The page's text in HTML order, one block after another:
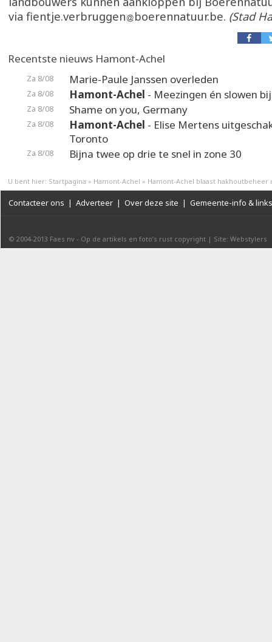
via fientje.verbruggen
boerennatuur.be. (Stad
Recentste nieuws Hamont-Achel
Za 8/08 Marie-Paule Janssen overleden
Za 8/08 Hamont-Achel - Meezingen én slowen
Za 8/08 Shame on you, Germany
Za 8/08 Hamont-Achel - Elise Mertens
Toronto
Za 8/08 Bijna twee op drie te snel in zone 30
U bent hier: Startpagina » Hamont-Achel » Hamont-Achel blaast hakhoutbeheer
Contacteer ons | Adverteer | Over deze site | Gemeente-info & links
© 2004-2013 Faes nv - Op de artikels en foto’s rust copyright | Site: Webstylers